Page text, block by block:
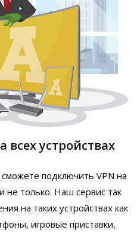
устройствах
подключить VPN на
не только. Наш сервис так
на таких устройствах как
игровые приставки,